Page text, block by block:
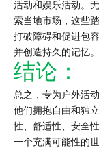
活动和娱乐活动。
索当地市场，这些
打破障碍和促进包
并创造持久的记忆。
结论：
总之，专为户外活
他们拥抱自由和独
性、舒适性、安全
一个充满可能性的